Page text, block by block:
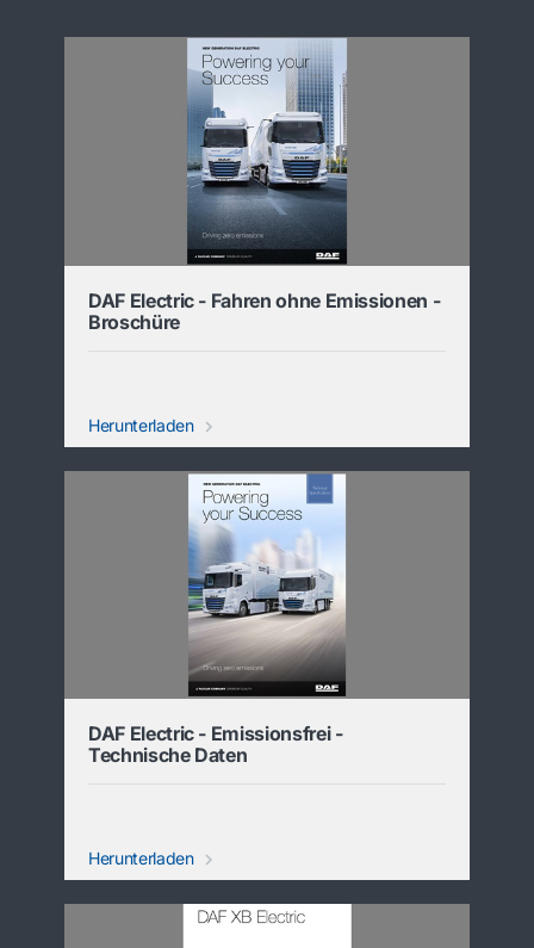
DAF Electric - Fahren ohne Emissionen -
Broschüre
Herunterladen
DAF Electric - Emissionsfrei -
Technische Daten
Herunterladen